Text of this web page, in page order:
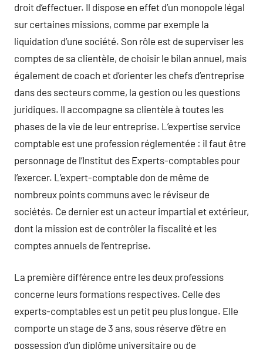
droit d’effectuer. Il dispose en effet d’un monopole légal
sur certaines missions, comme par exemple la
liquidation d’une société. Son rôle est de superviser les
comptes de sa clientèle, de choisir le bilan annuel, mais
également de coach et d’orienter les chefs d’entreprise
dans des secteurs comme, la gestion ou les questions
juridiques. Il accompagne sa clientèle à toutes les
phases de la vie de leur entreprise. L’expertise service
comptable est une profession réglementée : il faut être
personnage de l’Institut des Experts-comptables pour
l’exercer. L’expert-comptable don de même de
nombreux points communs avec le réviseur de
sociétés. Ce dernier est un acteur impartial et extérieur,
dont la mission est de contrôler la fiscalité et les
comptes annuels de l’entreprise.
La première différence entre les deux professions
concerne leurs formations respectives. Celle des
experts-comptables est un petit peu plus longue. Elle
comporte un stage de 3 ans, sous réserve d’être en
possession d’un diplôme universitaire ou de